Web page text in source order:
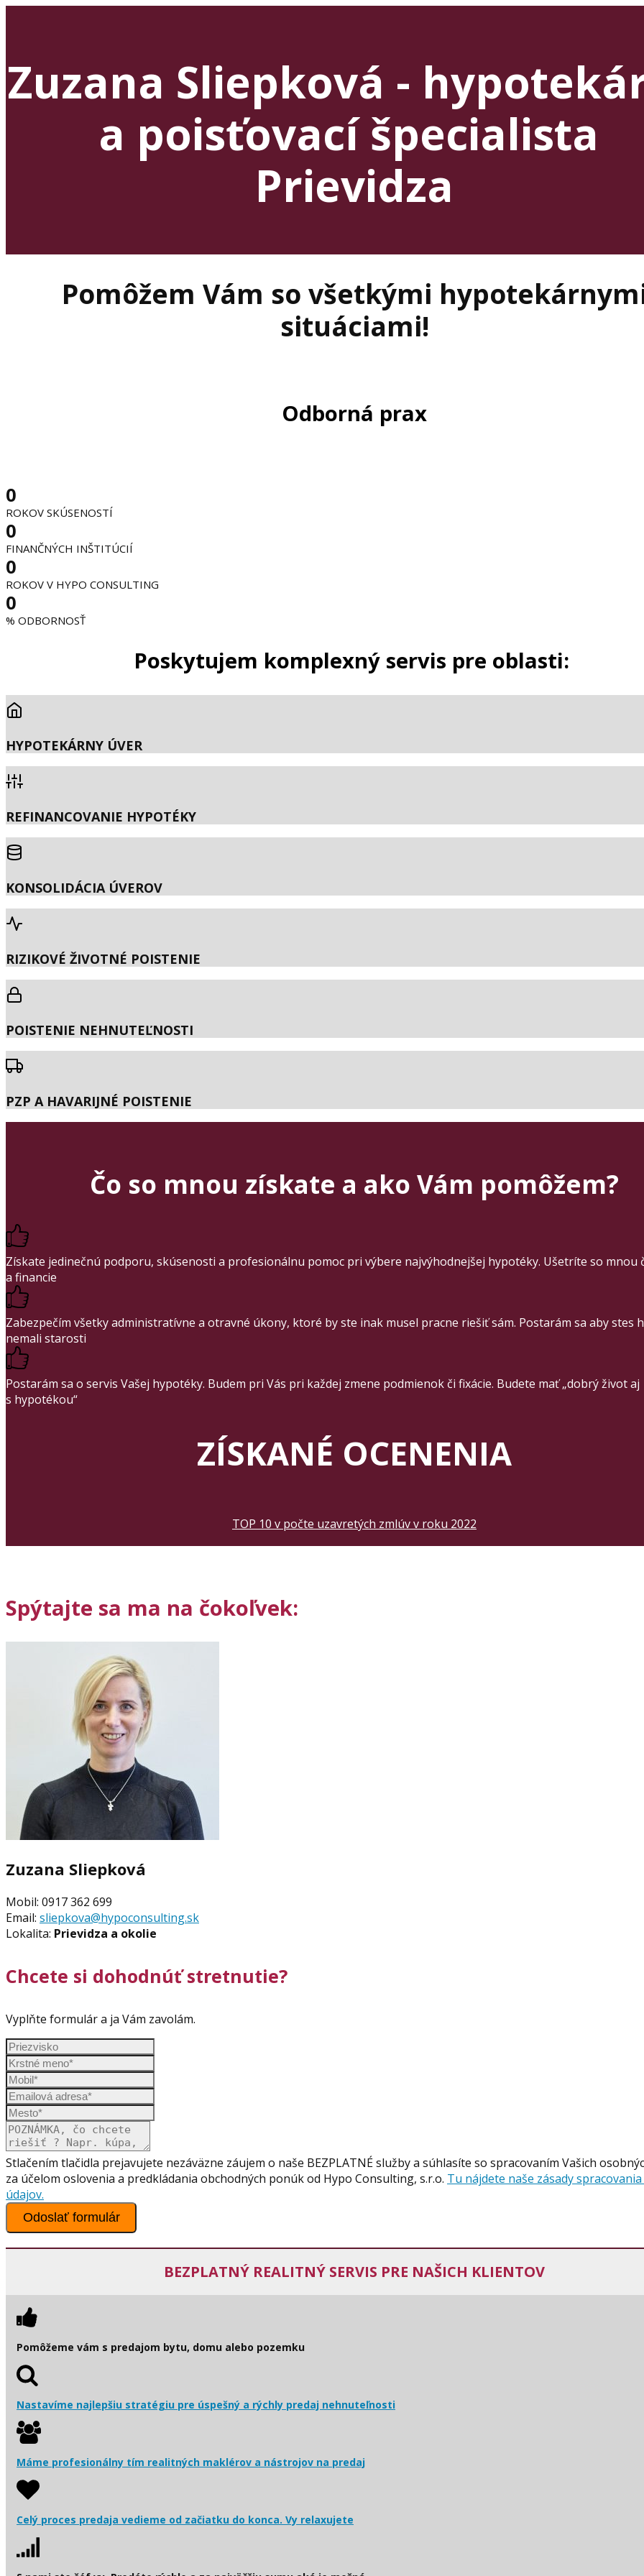
Zuzana Sliepková -
a poisťovací špecialista
Prievidza
Pomôžem Vám so všetkými
situáciami!
Odborná prax
0
ROKOV SKÚSENOSTÍ
0
FINANČNÝCH INŠTITÚCIÍ
0
ROKOV V HYPO CONSULTING
0
% ODBORNOSŤ
Poskytujem komplexný servis pre oblasti:
HYPOTEKÁRNY ÚVER
REFINANCOVANIE HYPOTÉKY
KONSOLIDÁCIA ÚVEROV
RIZIKOVÉ ŽIVOTNÉ POISTENIE
POISTENIE NEHNUTEĽNOSTI
PZP A HAVARIJNÉ POISTENIE
Čo so mnou získate a ako Vám pomôžem?
Získate jedinečnú podporu, skúsenosti a profesionálnu pomoc pri výbere najvýhodnejšej hypotéky. Ušetríte so mnou
a financie
Zabezpečím všetky administratívne a otravné úkony, ktoré by ste inak musel pracne riešiť sám. Postarám sa aby stes
nemali starosti
Postarám sa o servis Vašej hypotéky. Budem pri Vás pri každej zmene podmienok či fixácie. Budete mať „dobrý život aj
s hypotékou“
ZÍSKANÉ OCENENIA
TOP 10 v počte uzavretých zmlúv v roku 2022
Spýtajte sa ma na čokoľvek:
Zuzana Sliepková
Mobil: 0917 362 699
Email: sliepkova@hypoconsulting.sk
Lokalita: Prievidza a okolie
Chcete si dohodnúť stretnutie?
Vyplňte formulár a ja Vám zavolám.
Stlačením tlačidla prejavujete nezáväzne záujem o naše BEZPLATNÉ služby a súhlasíte so spracovaním Vašich
za účelom oslovenia a predkládania obchodných ponúk od Hypo Consulting, s.r.o. Tu nájdete naše zásady
údajov.
Odoslať formulár
BEZPLATNÝ REALITNÝ SERVIS PRE NAŠICH KLIENTOV
Pomôžeme vám s predajom bytu, domu alebo pozemku
Nastavíme najlepšiu stratégiu pre úspešný a rýchly predaj nehnuteľnosti
Máme profesionálny tím realitných maklérov a nástrojov na predaj
Celý proces predaja vedieme od začiatku do konca. Vy relaxujete